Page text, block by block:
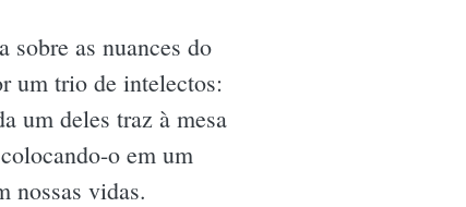
sobre as nuances do
um trio de intelectos:
um deles traz à mesa
o em um
nossas vidas.